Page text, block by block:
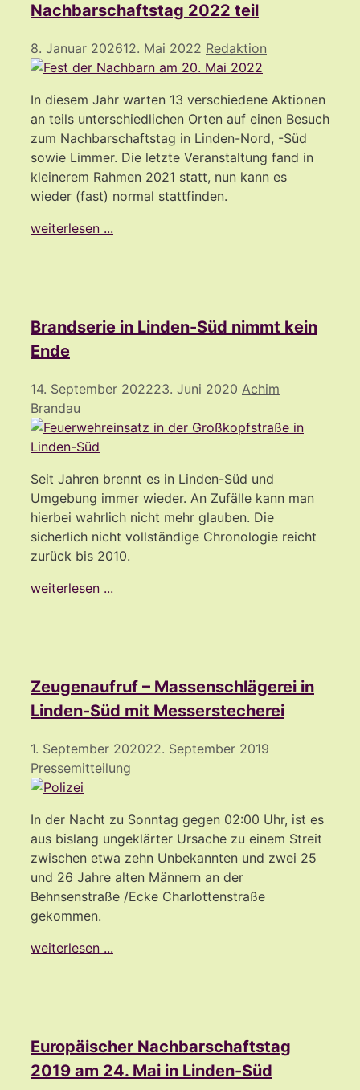
Nachbarschaftstag 2022 teil
8. Januar 202612. Mai 2022 Redaktion
In diesem Jahr warten 13 verschiedene Aktionen
an teils unterschiedlichen Orten auf einen Besuch
zum Nachbarschaftstag in Linden-Nord, -Süd
sowie Limmer. Die letzte Veranstaltung fand in
kleinerem Rahmen 2021 statt, nun kann es
wieder (fast) normal stattfinden.
weiterlesen ...
Brandserie in Linden-Süd nimmt kein
Ende
14. September 202223. Juni 2020 Achim
Brandau
Seit Jahren brennt es in Linden-Süd und
Umgebung immer wieder. An Zufälle kann man
hierbei wahrlich nicht mehr glauben. Die
sicherlich nicht vollständige Chronologie reicht
zurück bis 2010.
weiterlesen ...
Zeugenaufruf – Massenschlägerei in
Linden-Süd mit Messerstecherei
1. September 202022. September 2019
Pressemitteilung
In der Nacht zu Sonntag gegen 02:00 Uhr, ist es
aus bislang ungeklärter Ursache zu einem Streit
zwischen etwa zehn Unbekannten und zwei 25
und 26 Jahre alten Männern an der
Behnsenstraße /Ecke Charlottenstraße
gekommen.
weiterlesen ...
Europäischer Nachbarschaftstag
2019 am 24. Mai in Linden-Süd